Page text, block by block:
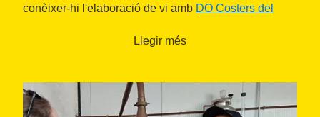
conèixer-hi l'elaboració de vi amb DO Costers del
destil·leria Gabarró & Feixa
Llegir més